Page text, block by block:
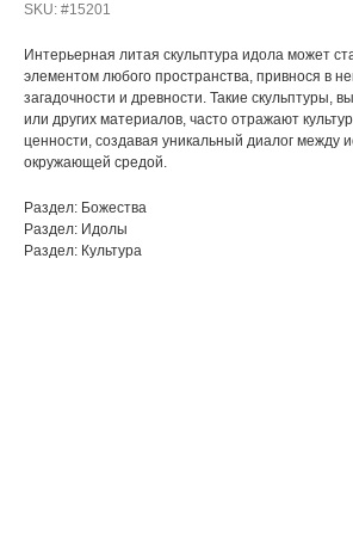
SKU: #15201
Интерьерная литая скульптура идола может
элементом любого пространства, привнося в
загадочности и древности. Такие скульптуры,
или других материалов, часто отражают
ценности, создавая уникальный диалог между
окружающей средой.
Раздел: Божества
Раздел: Идолы
Раздел: Культура